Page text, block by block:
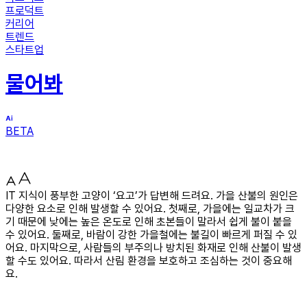
프로덕트
커리어
트렌드
스타트업
물어봐
BETA
IT 지식이 풍부한 고양이 ‘요고’가 답변해 드려요. 가을 산불의 원인은
다양한 요소로 인해 발생할 수 있어요. 첫째로, 가을에는 일교차가 크
기 때문에 낮에는 높은 온도로 인해 초본들이 말라서 쉽게 불이 붙을
수 있어요. 둘째로, 바람이 강한 가을철에는 불길이 빠르게 퍼질 수 있
어요. 마지막으로, 사람들의 부주의나 방치된 화재로 인해 산불이 발생
할 수도 있어요. 따라서 산림 환경을 보호하고 조심하는 것이 중요해
요.